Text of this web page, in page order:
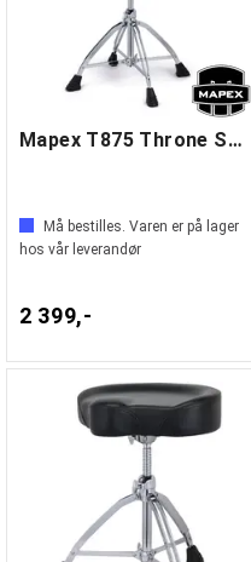
Mapex T875 Throne Saddle with backrest
Må bestilles. Varen er på lager
hos vår leverandør
2 399,-